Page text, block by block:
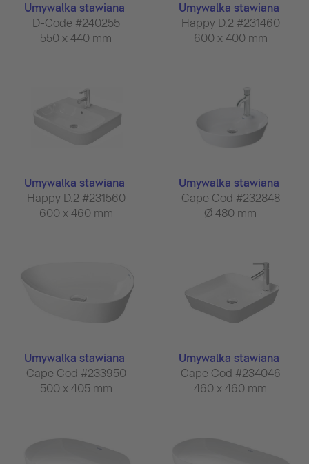
Umywalka stawiana
D-Code #240255
550 x 440 mm
Umywalka stawiana
Happy D.2 #231460
600 x 400 mm
Umywalka stawiana
Happy D.2 #231560
600 x 460 mm
Umywalka stawiana
Cape Cod #232848
Ø 480 mm
Umywalka stawiana
Cape Cod #233950
500 x 405 mm
Umywalka stawiana
Cape Cod #234046
460 x 460 mm